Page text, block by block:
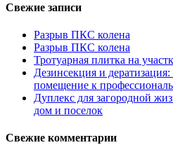
Свежие записи
Разрыв ПКС колена
Разрыв ПКС колена
Тротуарная плитка на
Дезинсекция и
помещение к
Дуплекс для загородной
дом и поселок
Свежие комментарии